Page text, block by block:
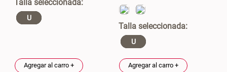
U
Agregar al carro +
U
Agregar al carro +